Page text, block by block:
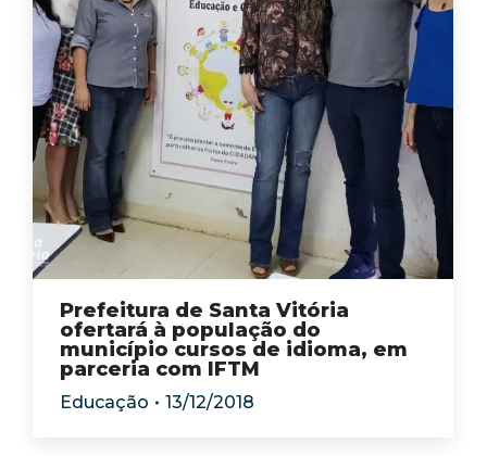
Prefeitura de Santa Vitória
ofertará à população do
município cursos de idioma, em
parceria com IFTM
Educação 13/12/2018